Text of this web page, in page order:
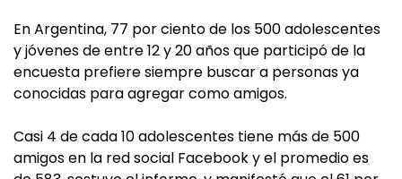
En Argentina, 77 por ciento de los 500 adolescentes
y jóvenes de entre 12 y 20 años que participó de la
encuesta prefiere siempre buscar a personas ya
conocidas para agregar como amigos.
Casi 4 de cada 10 adolescentes tiene más de 500
amigos en la red social Facebook y el promedio es